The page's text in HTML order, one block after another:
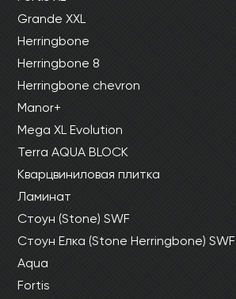
Grande XXL
Herringbone
Herringbone 8
Herringbone chevron
Manor+
Mega XL Evolution
Terra AQUA BLOCK
Кварцвиниловая плитка
Ламинат
Стоун (Stone) SWF
Стоун Елка (Stone Herringbone) SWF
Aqua
Fortis